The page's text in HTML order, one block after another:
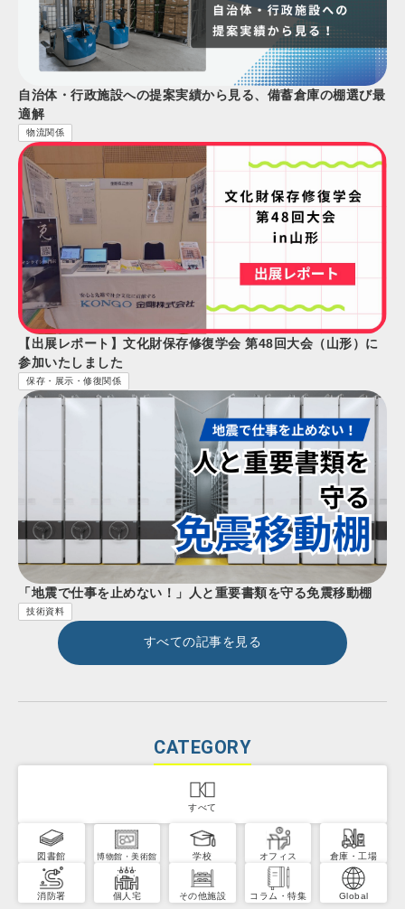
自治体・行政施設への提案実績から見る、備蓄倉庫の棚選び最
適解
物流関係
【出展レポート】文化財保存修復学会 第48回大会（山形）に
参加いたしました
保存・展示・修復関係
「地震で仕事を止めない！」人と重要書類を守る免震移動棚
技術資料
すべての記事を見る
CATEGORY
すべて
図書館 博物館・美術館 学校 オフィス 倉庫・工場
消防署 個人宅 その他施設 コラム・特集 Global